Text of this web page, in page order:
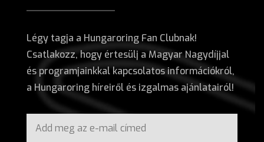
Légy tagja a Hungaroring Fan Clubnak!
Csatlakozz, hogy értesülj a Magyar Nagydíjjal
és programjainkkal kapcsolatos információkról,
a Hungaroring híreiről és izgalmas ajánlatairól!